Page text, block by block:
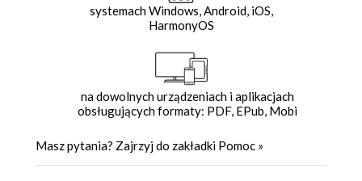
systemach Windows, Android, iOS,
HarmonyOS
na dowolnych urządzeniach i aplikacjach
obsługujących formaty: PDF, EPub, Mobi
Masz pytania? Zajrzyj do zakładki Pomoc »